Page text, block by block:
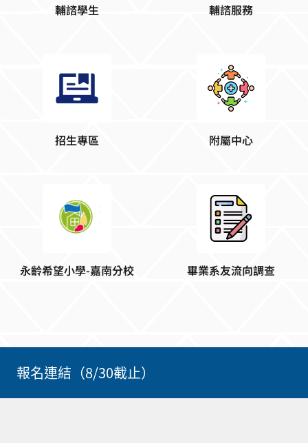
輔諮學生 輔諮服務
招生專區 附屬中心
永齡希望小學-嘉南分校 畢業系友流向調查
報名連結（8/30截止）